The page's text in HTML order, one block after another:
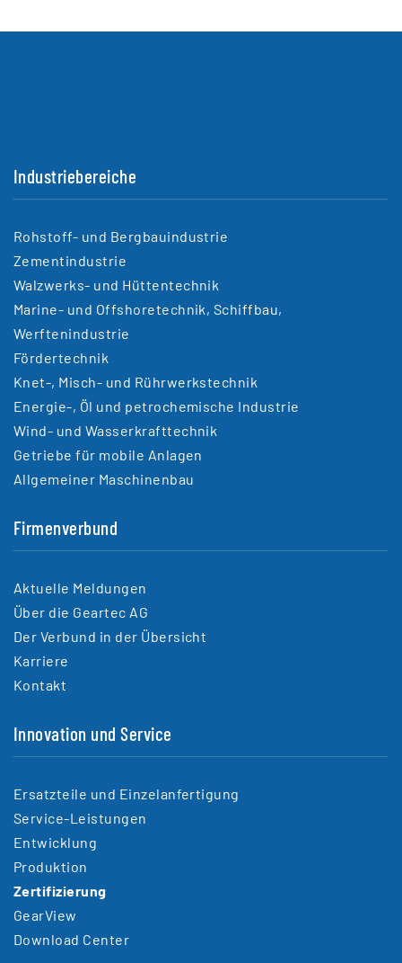
Industriebereiche
Rohstoff- und Bergbauindustrie
Zementindustrie
Walzwerks- und Hüttentechnik
Marine- und Offshoretechnik, Schiffbau,
Werftenindustrie
Fördertechnik
Knet-, Misch- und Rührwerkstechnik
Energie-, Öl und petrochemische Industrie
Wind- und Wasserkrafttechnik
Getriebe für mobile Anlagen
Allgemeiner Maschinenbau
Firmenverbund
Aktuelle Meldungen
Über die Geartec AG
Der Verbund in der Übersicht
Karriere
Kontakt
Innovation und Service
Ersatzteile und Einzelanfertigung
Service-Leistungen
Entwicklung
Produktion
Zertifizierung
GearView
Download Center